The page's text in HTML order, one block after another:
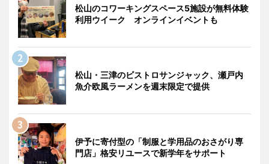
松山のコワーキングスペース5施設が無料体験
利用ウイーク オンラインイベントも
松山・三津のビストロサンジャック、瀬戸内
魚介欧風ラーメンを週末限定で提供
伊予に寄付型の「制服と学用品のおさがり専
門店」格安リユースで新学年をサポート